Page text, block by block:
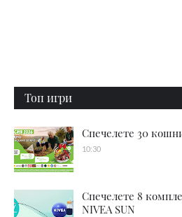
Топ игри
Спечелете 30
10:30
Спечелете 8
NIVEA SUN